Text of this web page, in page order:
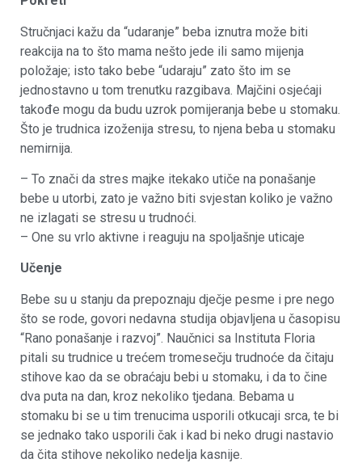
Stručnjaci kažu da “udaranje” beba iznutra može biti
reakcija na to što mama nešto jede ili samo mijenja
položaje; isto tako bebe “udaraju” zato što im se
jednostavno u tom trenutku razgibava. Majčini osjećaji
takođe mogu da budu uzrok pomijeranja bebe u stomaku.
Što je trudnica izoženija stresu, to njena beba u stomaku
nemirnija.
– To znači da stres majke itekako utiče na ponašanje
bebe u utorbi, zato je važno biti svjestan koliko je važno
ne izlagati se stresu u trudnoći.
– One su vrlo aktivne i reaguju na spoljašnje uticaje
Učenje
Bebe su u stanju da prepoznaju dječje pesme i pre nego
što se rode, govori nedavna studija objavljena u časopisu
“Rano ponašanje i razvoj”. Naučnici sa Instituta Floria
pitali su trudnice u trećem tromesečju trudnoće da čitaju
stihove kao da se obraćaju bebi u stomaku, i da to čine
dva puta na dan, kroz nekoliko tjedana. Bebama u
stomaku bi se u tim trenucima usporili otkucaji srca, te bi
se jednako tako usporili čak i kad bi neko drugi nastavio
da čita stihove nekoliko nedelja kasnije.